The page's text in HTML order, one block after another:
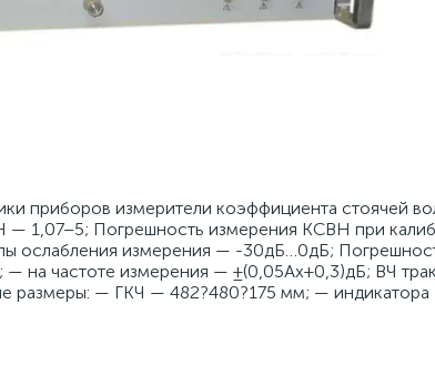
приборов измерители коэффициента стоячей
1,07–5; Погрешность измерения КСВН при
ослабления измерения — -30дБ…0дБ;
— на частоте измерения — ±(0,05Ах+0,3)дБ; ВЧ
размеры: — ГКЧ — 482?480?175 мм; —